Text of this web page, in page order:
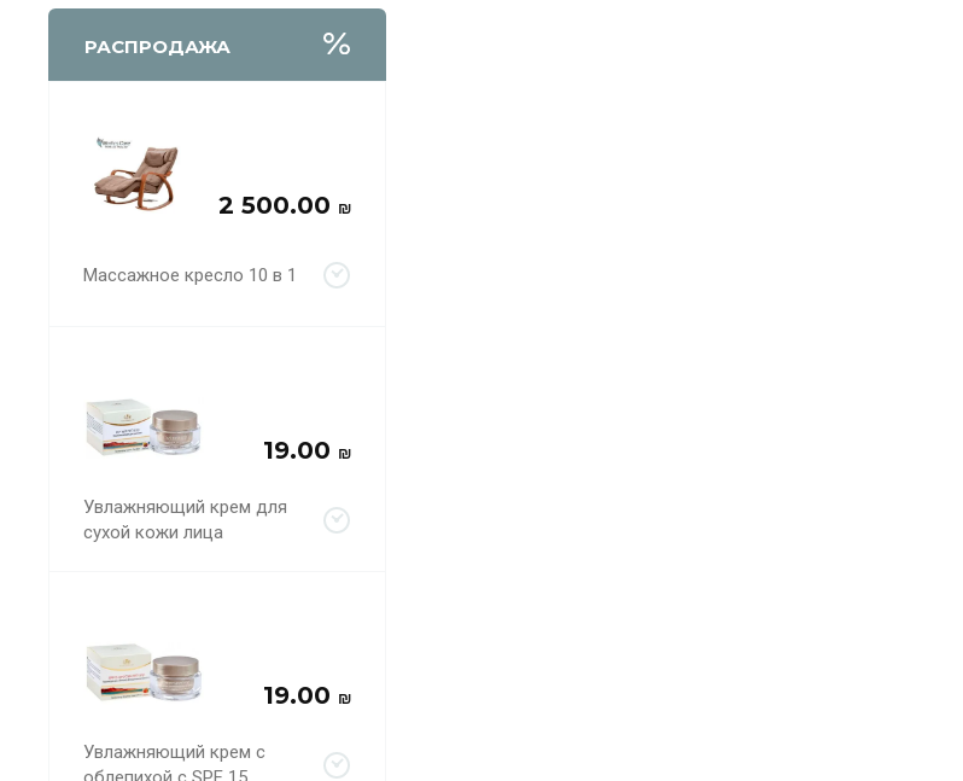
РАСПРОДАЖА
2 500.00 ₪
Массажное кресло 10 в 1
19.00 ₪
Увлажняющий крем для
сухой кожи лица
19.00 ₪
Увлажняющий крем с